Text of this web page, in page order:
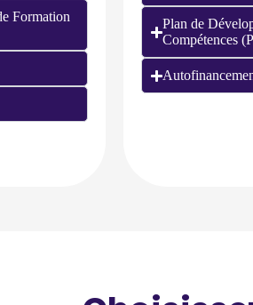
Formation
Plan de
Compétences